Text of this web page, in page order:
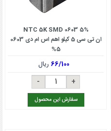
NTC 5K SMD 0603 5%
ان تی سی 5 کیلو اهم اس ام دی 0603
5%
66/100ریال
سفارش این محصول